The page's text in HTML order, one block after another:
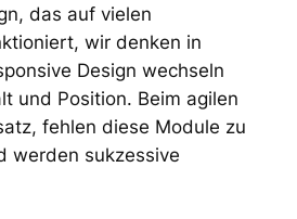
das auf vielen
wir denken in
Design wechseln
und Position. Beim agilen
fehlen diese Module zu
werden sukzessive